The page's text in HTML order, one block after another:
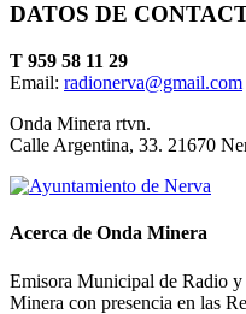
Concierto de Perianes
DATOS DE
T 959 58 11 29
Email: radionerva@gmail.com
Onda Minera rtvn.
Calle Argentina, 33. 21670
Acerca de Onda Minera
Emisora Municipal de Radio
Minera con presencia en las